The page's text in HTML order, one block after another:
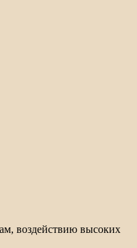
воздействию высоких